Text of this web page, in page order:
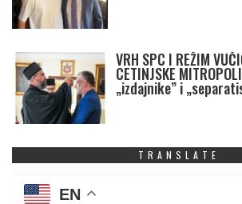
VRH SPC I REŽIM
CETINJSKE
„izdajnike” i
TRANSLATE
EN